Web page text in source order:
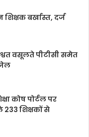
बर्खास्त, दर्ज
वसूलते पीटीसी समेत
कोष पोर्टल पर
233 शिक्षकों से